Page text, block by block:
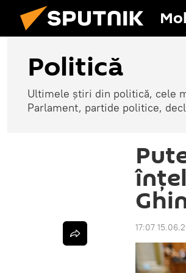
Politică
Ultimele știri din politică, cele
Parlament, partide politice,
17:07